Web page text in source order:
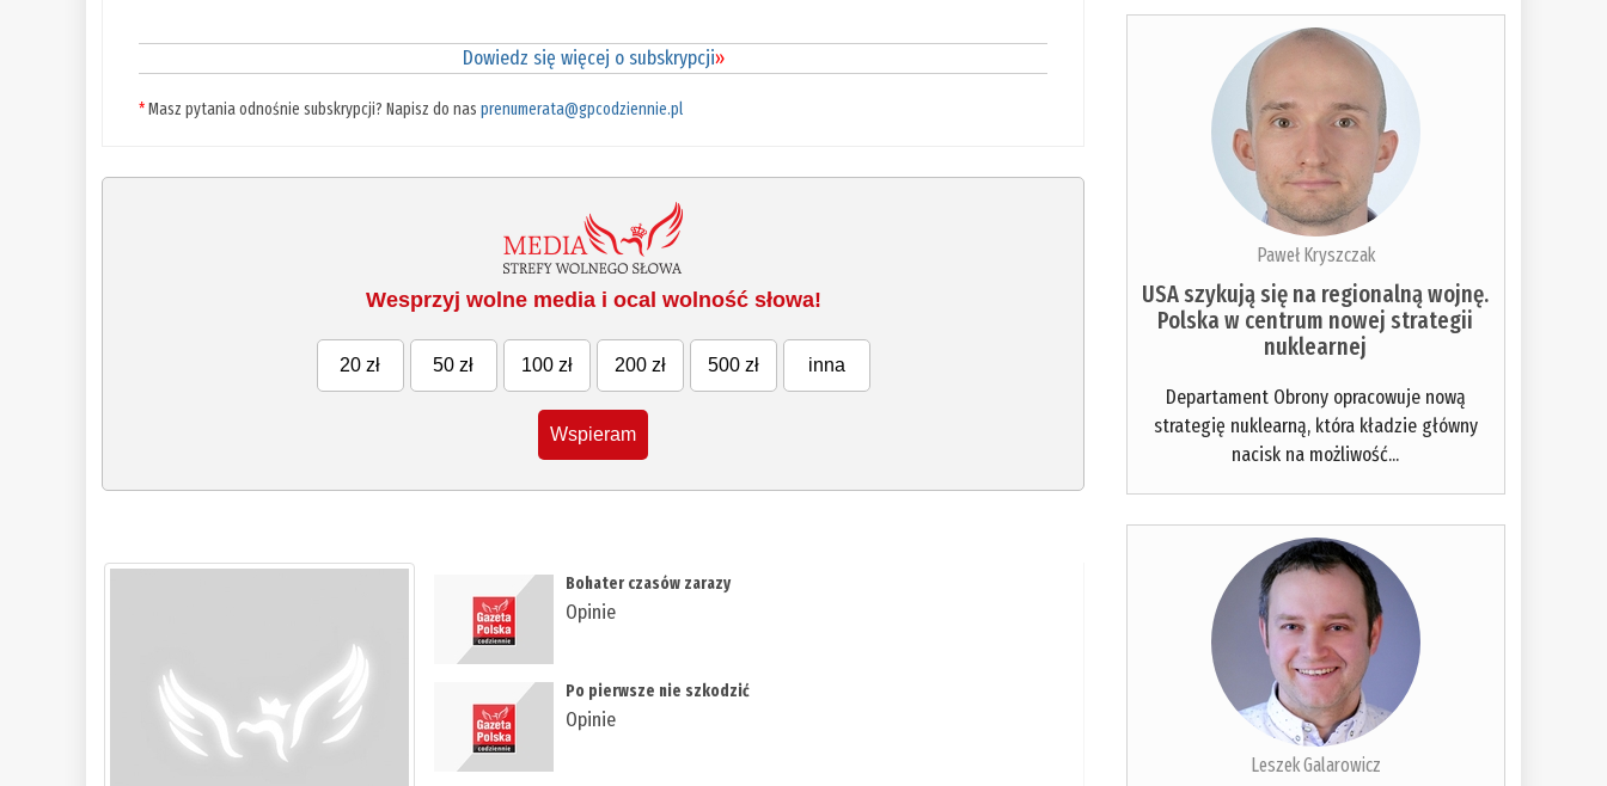
Dowiedz się więcej o subskrypcji»
*Masz pytania odnośnie subskrypcji? Napisz do nasprenumerata@gpcodziennie.pl
Wesprzyj wolne media i ocal wolność słowa!
20 zł 50 zł 100 zł 200 zł 500 zł inna
Wspieram
​Bohater czasów zarazy
Opinie
​Po pierwsze nie szkodzić
Opinie
Paweł Kryszczak
USA szykują się na regionalną wojnę.
Polska w centrum nowej strategii
nuklearnej
Departament Obrony opracowuje nową
strategię nuklearną, która kładzie główny
nacisk na możliwość...
Leszek Galarowicz